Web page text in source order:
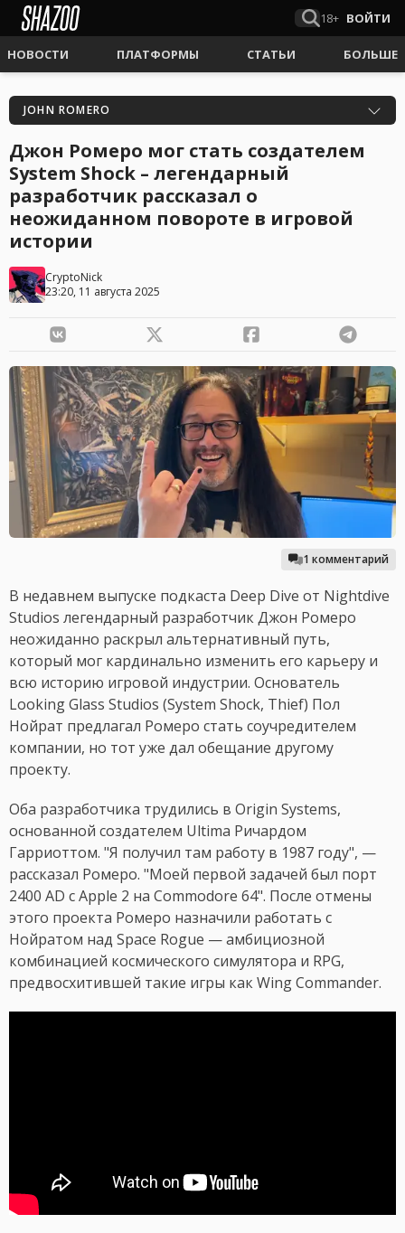
18+ ВОЙТИ
НОВОСТИ ПЛАТФОРМЫ СТАТЬИ БОЛЬШЕ
JOHN ROMERO
Джон Ромеро мог стать создателем
System Shock – легендарный
разработчик рассказал о
неожиданном повороте в игровой
истории
CryptoNick
23:20, 11 августа 2025
1 комментарий
В недавнем выпуске подкаста Deep Dive от Nightdive
Studios легендарный разработчик Джон Ромеро
неожиданно раскрыл альтернативный путь,
который мог кардинально изменить его карьеру и
всю историю игровой индустрии. Основатель
Looking Glass Studios (System Shock, Thief) Пол
Нойрат предлагал Ромеро стать соучредителем
компании, но тот уже дал обещание другому
проекту.
Оба разработчика трудились в Origin Systems,
основанной создателем Ultima Ричардом
Гарриоттом. "Я получил там работу в 1987 году", —
рассказал Ромеро. "Моей первой задачей был порт
2400 AD с Apple 2 на Commodore 64". После отмены
этого проекта Ромеро назначили работать с
Нойратом над Space Rogue — амбициозной
комбинацией космического симулятора и RPG,
предвосхитившей такие игры как Wing Commander.